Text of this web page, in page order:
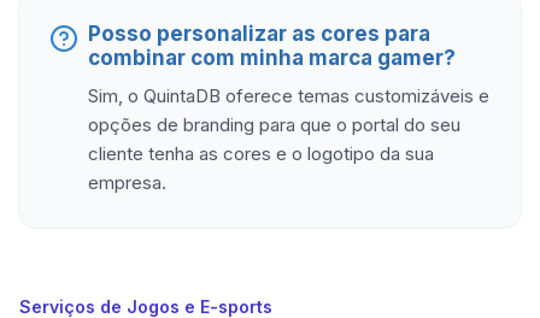
Posso personalizar as cores para
combinar com minha marca gamer?
Sim, o QuintaDB oferece temas customizáveis e
opções de branding para que o portal do seu
cliente tenha as cores e o logotipo da sua
empresa.
Serviços de Jogos e E-sports